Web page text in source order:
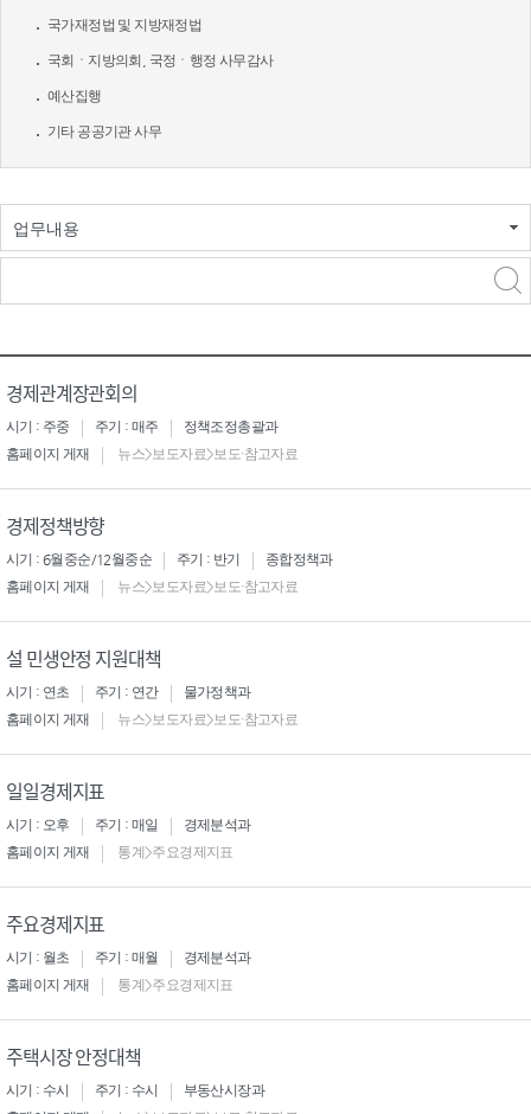
국가재정법 및 지방재정법
국회ㆍ지방의회, 국정ㆍ행정 사무감사
예산집행
기타 공공기관 사무
업무내용
경제관계장관회의
시기 : 주중 주기 : 매주
정책조정총괄과
홈페이지 게재
뉴스>보도자료>보도·참고자료
경제정책방향
시기 : 6월중순/12월중순 주기 : 반기
종합정책과
홈페이지 게재
뉴스>보도자료>보도·참고자료
설 민생안정 지원대책
시기 : 연초 주기 : 연간
물가정책과
홈페이지 게재
뉴스>보도자료>보도·참고자료
일일경제지표
시기 : 오후 주기 : 매일
경제분석과
홈페이지 게재
통계>주요경제지표
주요경제지표
시기 : 월초 주기 : 매월
경제분석과
홈페이지 게재
통계>주요경제지표
주택시장 안정대책
시기 : 수시 주기 : 수시
부동산시장과